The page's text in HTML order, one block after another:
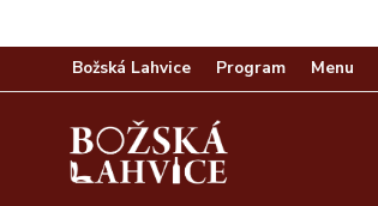
Božská Lahvice Program Menu